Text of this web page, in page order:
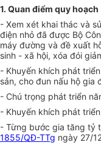
1. Quan điểm quy hoạch
- Xem xét khai thác và
điện nhỏ đã được Bộ
máy đường và đề xuất
sinh - xã hội, xóa đói
- Khuyến khích phát
sản, cho đun nấu hộ gia
- Chú trọng phát triển
- Khuyến khích phát
- Từng bước gia tăng tỷ
1855/QĐ-TTg ngày 27/